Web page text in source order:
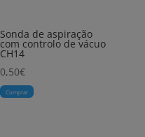
Sonda de aspiração
com controlo de vácuo
CH14
0,50€
Comprar